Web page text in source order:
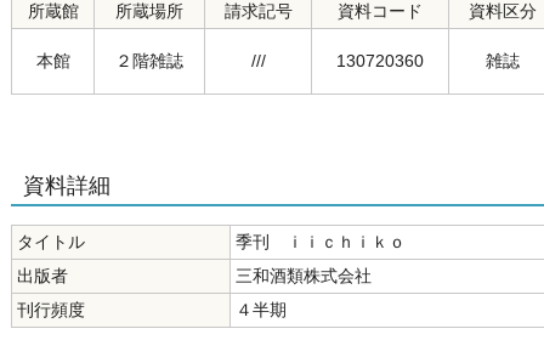
所蔵館 所蔵場所 請求記号 資料コード 資料区分
本館 ２階雑誌 /// 130720360 雑誌
資料詳細
タイトル
季刊 ｉｉｃｈｉｋｏ
出版者
三和酒類株式会社
刊行頻度
４半期